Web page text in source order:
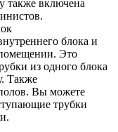
также включена
блока и
Это
из одного блока
Также
Вы можете
трубки